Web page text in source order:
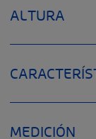
ALTURA
MEDICIÓN